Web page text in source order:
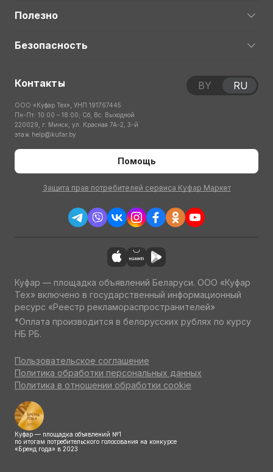
Полезно
Безопасность
Контакты
ООО «Куфар Тех», УНП 191767445
Пн-Пт: 10:00 – 18:00; Сб, Вс: Выходной
220029, г. Минск, ул. Красная 7А-2, 3-й
этаж help@kufar.by
Помощь
Защита прав потребителей сервиса Куфар Маркет
BY RU
Куфар — площадка объявлений Беларуси. ООО «Куфар
Тех» включено в государственный информационный
ресурс «Реестр рекламораспространителей»
*Оплата производится в белорусских рублях по курсу
НБ РБ.
Пользовательское соглашение
Политика обработки персональных данных
Политика в отношении обработки cookie
Куфар — площадка объявлений №1
по итогам потребительского голосования на конкурсе
«Бренд года» в 2023